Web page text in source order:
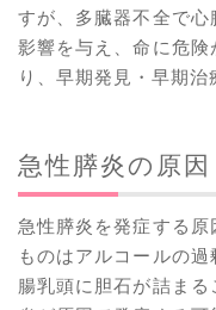
すが、多臓器不全で
影響を与え、命に危
り、早期発見・早期治
急性膵炎の原因
急性膵炎を発症する
ものはアルコールの
腸乳頭に胆石が詰ま